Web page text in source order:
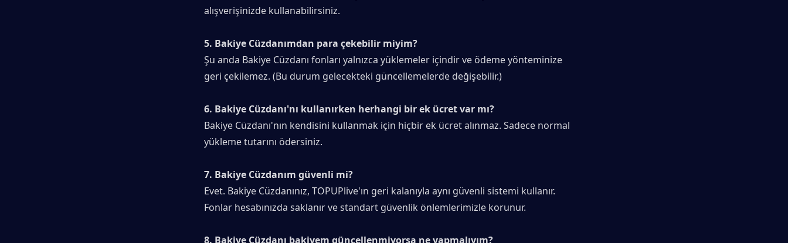
alışverişinizde kullanabilirsiniz.
5. Bakiye Cüzdanımdan para çekebilir miyim?
Şu anda Bakiye Cüzdanı fonları yalnızca yüklemeler içindir ve ödeme yönteminize
geri çekilemez. (Bu durum gelecekteki güncellemelerde değişebilir.)
6. Bakiye Cüzdanı'nı kullanırken herhangi bir ek ücret var mı?
Bakiye Cüzdanı'nın kendisini kullanmak için hiçbir ek ücret alınmaz. Sadece normal
yükleme tutarını ödersiniz.
7. Bakiye Cüzdanım güvenli mi?
Evet. Bakiye Cüzdanınız, TOPUPlive'ın geri kalanıyla aynı güvenli sistemi kullanır.
Fonlar hesabınızda saklanır ve standart güvenlik önlemlerimizle korunur.
8. Bakiye Cüzdanı bakiyem güncellenmiyorsa ne yapmalıyım?